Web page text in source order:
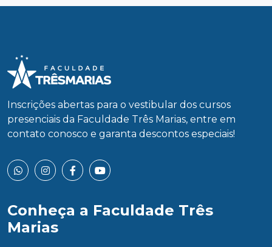
Inscrições abertas para o vestibular dos cursos
presenciais da Faculdade Três Marias, entre em
contato conosco e garanta descontos especiais!
Conheça a Faculdade Três
Marias